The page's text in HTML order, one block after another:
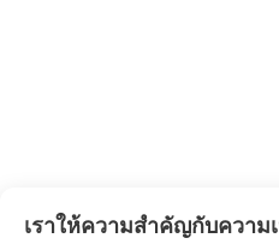
เราให้ความสำคัญกับควา